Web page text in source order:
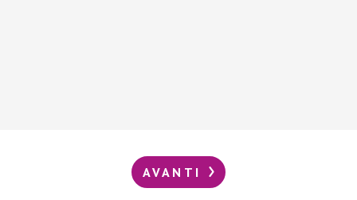
AVANTI